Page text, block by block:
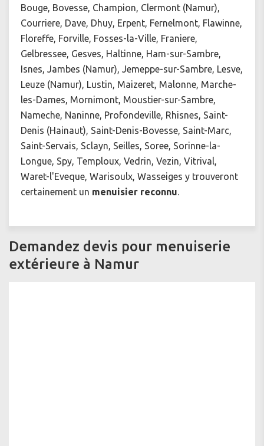
Bouge, Bovesse, Champion, Clermont (Namur),
Courriere, Dave, Dhuy, Erpent, Fernelmont, Flawinne,
Floreffe, Forville, Fosses-la-Ville, Franiere,
Gelbressee, Gesves, Haltinne, Ham-sur-Sambre,
Isnes, Jambes (Namur), Jemeppe-sur-Sambre, Lesve,
Leuze (Namur), Lustin, Maizeret, Malonne, Marche-
les-Dames, Mornimont, Moustier-sur-Sambre,
Nameche, Naninne, Profondeville, Rhisnes, Saint-
Denis (Hainaut), Saint-Denis-Bovesse, Saint-Marc,
Saint-Servais, Sclayn, Seilles, Soree, Sorinne-la-
Longue, Spy, Temploux, Vedrin, Vezin, Vitrival,
Waret-l'Eveque, Warisoulx, Wasseiges y trouveront
certainement un menuisier reconnu.
Demandez devis pour menuiserie
extérieure à Namur